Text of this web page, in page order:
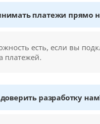
платежи прямо
есть, если вы
платежей.
разработку